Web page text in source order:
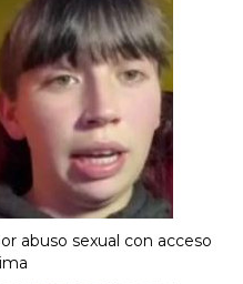
abuso sexual con acceso